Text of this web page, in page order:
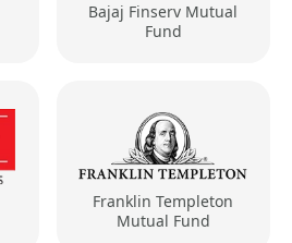
Bajaj Finserv Mutual
Fund
Franklin Templeton
Mutual Fund